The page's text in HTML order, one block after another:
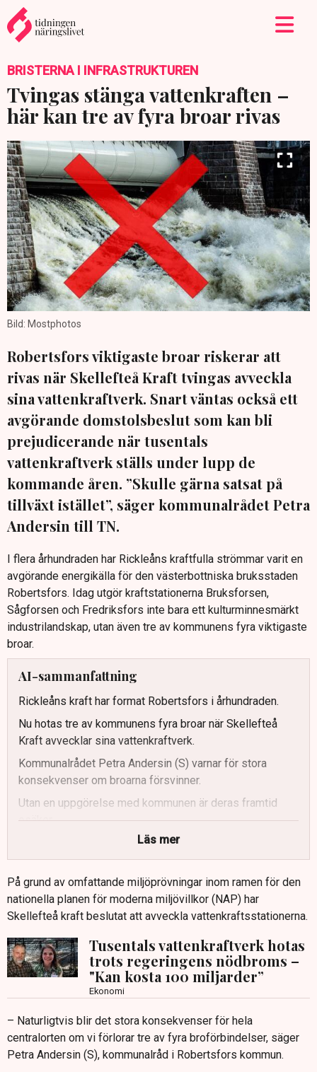
BRISTERNA I INFRASTRUKTUREN
Tvingas stänga vattenkraften –
här kan tre av fyra broar rivas
Bild: Mostphotos
Robertsfors viktigaste broar riskerar att
rivas när Skellefteå Kraft tvingas avveckla
sina vattenkraftverk. Snart väntas också ett
avgörande domstolsbeslut som kan bli
prejudicerande när tusentals
vattenkraftverk ställs under lupp de
kommande åren. ”Skulle gärna satsat på
tillväxt istället”, säger kommunalrådet Petra
Andersin till TN.
I flera århundraden har Rickleåns kraftfulla strömmar varit en
avgörande energikälla för den västerbottniska bruksstaden
Robertsfors. Idag utgör kraftstationerna Bruksforsen,
Sågforsen och Fredriksfors inte bara ett kulturminnesmärkt
industrilandskap, utan även tre av kommunens fyra viktigaste
broar.
AI-sammanfattning
Rickleåns kraft har format Robertsfors i århundraden.
Nu hotas tre av kommunens fyra broar när Skellefteå
Kraft avvecklar sina vattenkraftverk.
Kommunalrådet Petra Andersin (S) varnar för stora
konsekvenser om broarna försvinner.
Utan en uppgörelse med kommunen är deras framtid
osäker.
Susanne Öhrvall, affärsenhetschef på Skellefteå Kraft,
betonar att beslutet måste väga många intressen.
Kommunen uttrycker oro för både ekonomiska risker och
miljömässiga följder.
Ett beslut från Mark- och miljödomstolen väntas avgöra
om broarna kan bevaras eller måste rivas.
Utgången kan bli vägledande för framtida avvecklingar
av vattenkraft i hela landet.
Läs mer
På grund av omfattande miljöprövningar inom ramen för den
nationella planen för moderna miljövillkor (NAP) har
Skellefteå kraft beslutat att avveckla vattenkraftsstationerna.
Tusentals vattenkraftverk hotas
trots regeringens nödbroms –
"Kan kosta 100 miljarder”
Ekonomi
– Naturligtvis blir det stora konsekvenser för hela
centralorten om vi förlorar tre av fyra broförbindelser, säger
Petra Andersin (S), kommunalråd i Robertsfors kommun.